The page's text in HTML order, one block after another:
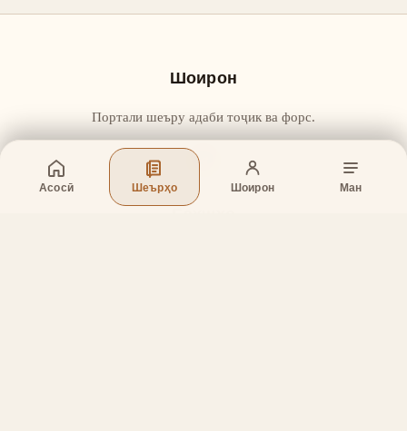
Асосӣ Шеърҳо Шоирон Ман
Шоирон
Портали шеъру адаби тоҷик ва форс.